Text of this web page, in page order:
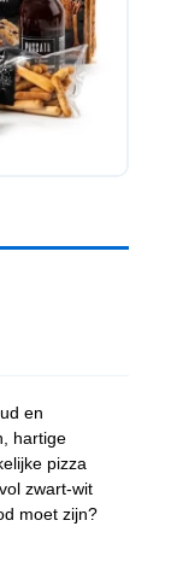
en
hartige
pizza
zwart-wit
moet zijn?